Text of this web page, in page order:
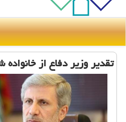
تقدیر وزیر دفاع از